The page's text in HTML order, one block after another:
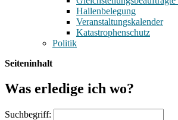
Hallenbelegung
Veranstaltungskalender
Katastrophenschutz
Politik
Seiteninhalt
Was erledige ich wo?
Suchbegriff: